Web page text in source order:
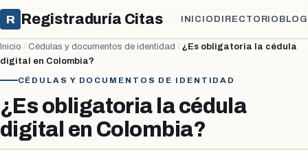
R Registraduría Citas INICIO DIRECTORIO BLOG
Inicio / Cédulas y documentos de identidad / ¿Es obligatoria la cédula
digital en Colombia?
CÉDULAS Y DOCUMENTOS DE IDENTIDAD
¿Es obligatoria la cédula
digital en Colombia?